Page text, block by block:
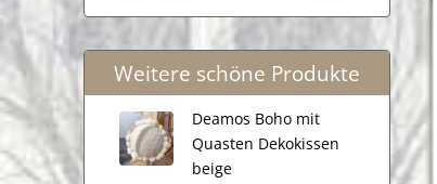
Weitere schöne Produkte
Deamos Boho mit
Quasten Dekokissen
beige